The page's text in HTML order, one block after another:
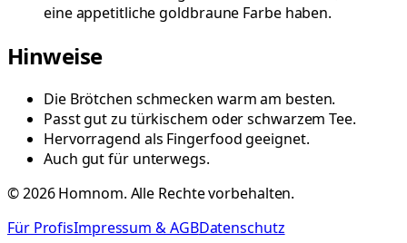
eine appetitliche goldbraune Farbe haben.
Hinweise
Die Brötchen schmecken warm am besten.
Passt gut zu türkischem oder schwarzem Tee.
Hervorragend als Fingerfood geeignet.
Auch gut für unterwegs.
©2026Homnom. Alle Rechte vorbehalten.
Für ProfisImpressum & AGBDatenschutz